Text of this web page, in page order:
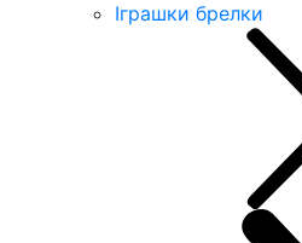
Іграшки брелки